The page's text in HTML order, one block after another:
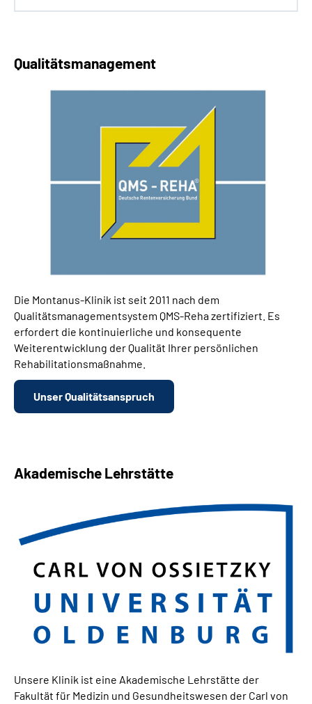
Qualitätsmanagement
Die Montanus-Klinik ist seit 2011 nach dem
Qualitätsmanagementsystem QMS-Reha zertifiziert. Es
erfordert die kontinuierliche und konsequente
Weiterentwicklung der Qualität Ihrer persönlichen
Rehabilitationsmaßnahme.
Unser Qualitätsanspruch
Akademische Lehrstätte
Unsere Klinik ist eine Akademische Lehrstätte der
Fakultät für Medizin und Gesundheitswesen der Carl von